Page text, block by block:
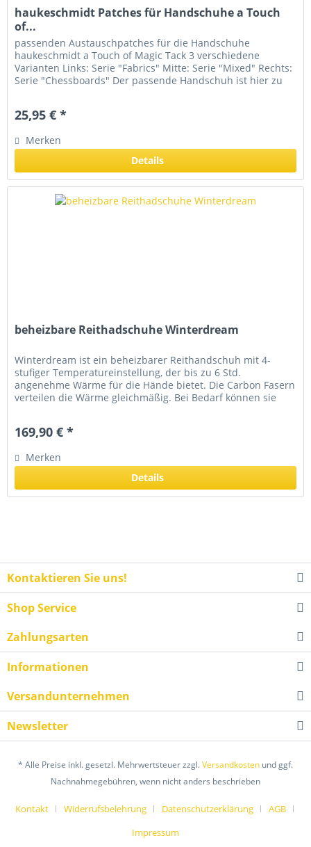
haukeschmidt Patches für Handschuhe a Touch
of...
passenden Austauschpatches für die Handschuhe
haukeschmidt a Touch of Magic Tack 3 verschiedene
Varianten Links: Serie "Fabrics" Mitte: Serie "Mixed" Rechts:
Serie "Chessboards" Der passende Handschuh ist hier zu
25,95 € *
Merken
Details
beheizbare Reithadschuhe Winterdream
Winterdream ist ein beheizbarer Reithandschuh mit 4-
stufiger Temperatureinstellung, der bis zu 6 Std.
angenehme Wärme für die Hände bietet. Die Carbon Fasern
verteilen die Wärme gleichmäßig. Bei Bedarf können sie
169,90 € *
Merken
Details
Kontaktieren Sie uns!
Shop Service
Zahlungsarten
Informationen
Versandunternehmen
Newsletter
* Alle Preise inkl. gesetzl. Mehrwertsteuer zzgl.Versandkosten und ggf.
Nachnahmegebühren, wenn nicht anders beschrieben
Kontakt Widerrufsbelehrung Datenschutzerklärung
AGB
Impressum